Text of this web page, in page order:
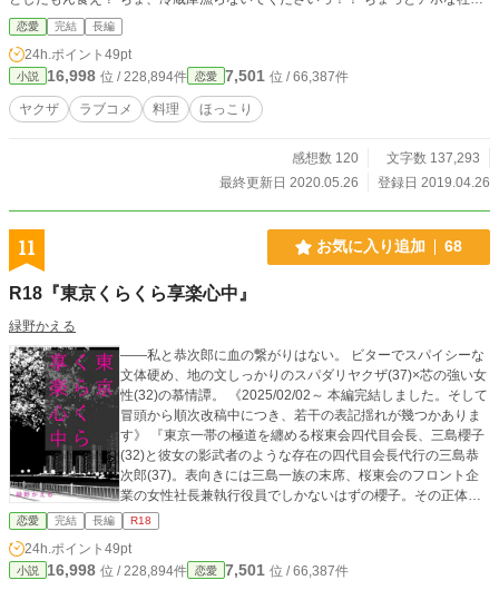
OLがヤクザさんとご飯を食べるラブコメ 建築基準法と物理法則なんて知りませ
ん 登場人物や団体の名称や設定は作者が適当に生み出したものであり、現実に
恋愛 完結 長編
24h.ポイント 49pt
小説 16,998 位 / 228,894件 恋愛 7,501 位 / 66,387件
ヤクザ ラブコメ 料理 ほっこり
感想数 120
文字数 137,293
最終更新日 2020.05.26
登録日 2019.04.26
11 お気に入り追加 68
R18『東京くらくら享楽心中』
緑野かえる
――私と恭次郎に血の繋がりはない。 ビターでスパイシーな
文体硬め、地の文しっかりのスパダリヤクザ(37)×芯の強い女
性(32)の慕情譚。 《2025/02/02～ 本編完結しました。そして
冒頭から順次改稿中につき、若干の表記揺れが幾つかありま
す》 『東京一帯の極道を纏める桜東会四代目会長、三島櫻子
(32)と彼女の影武者のような存在の四代目会長代行の三島恭
次郎(37)。表向きには三島一族の末席、桜東会のフロント企
業の女性社長兼執行役員でしかないはずの櫻子。その正体は
一年前、凶弾に倒れた三代目会長、三島誠一の唯一の実子だ
った。 そして恭次郎は誠一がバブル経済期の終焉あたり、と
ある現場から拾ってきた赤の他人の無戸籍児……当時極秘と
されていた幼い櫻子の存在を差し置いて誠一は「俺の子だ」
恋愛 完結 長編 R18
24h.ポイント 49pt
小説 16,998 位 / 228,894件 恋愛 7,501 位 / 66,387件